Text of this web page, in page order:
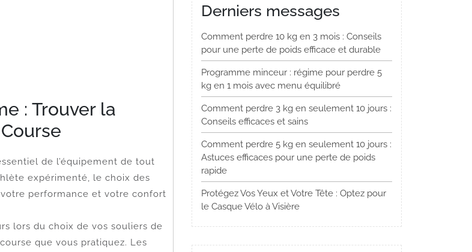
: Trouver la
de l’équipement de tout
expérimenté, le choix des
performance et votre confort
lors du choix de vos souliers de
que vous pratiquez. Les
Derniers messages
Comment perdre 10 kg en 3 mois : Conseils
pour une perte de poids efficace et durable
Programme minceur : régime pour perdre 5
kg en 1 mois avec menu équilibré
Comment perdre 3 kg en seulement 10 jours :
Conseils efficaces et sains
Comment perdre 5 kg en seulement 10 jours :
Astuces efficaces pour une perte de poids
rapide
Protégez Vos Yeux et Votre Tête : Optez pour
le Casque Vélo à Visière